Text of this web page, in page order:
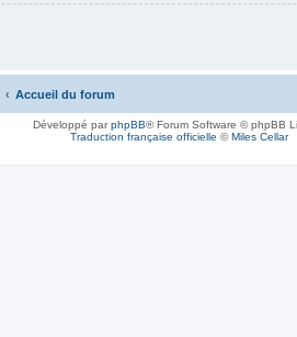
Accueil du forum
Développé parphpBB® Forum Software © phpBB
Traduction française officielle ©Miles Cellar